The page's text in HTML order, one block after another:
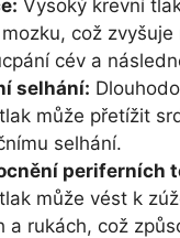
Vysoký krevní
což
cév a
selhání:
může přetížit
selhání.
periferních
může vést k
a rukách, což